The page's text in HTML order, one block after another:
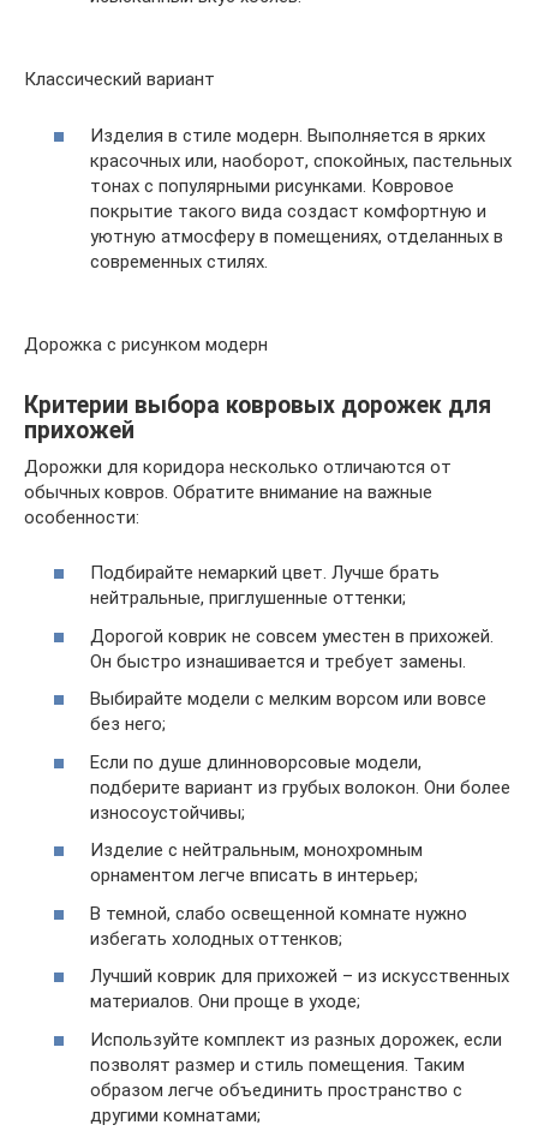
Классический вариант
Изделия в стиле модерн. Выполняется в ярких
красочных или, наоборот, спокойных, пастельных
тонах с популярными рисунками. Ковровое
покрытие такого вида создаст комфортную и
уютную атмосферу в помещениях, отделанных в
современных стилях.
Дорожка с рисунком модерн
Критерии выбора ковровых дорожек для
прихожей
Дорожки для коридора несколько отличаются от
обычных ковров. Обратите внимание на важные
особенности:
Подбирайте немаркий цвет. Лучше брать
нейтральные, приглушенные оттенки;
Дорогой коврик не совсем уместен в прихожей.
Он быстро изнашивается и требует замены.
Выбирайте модели с мелким ворсом или вовсе
без него;
Если по душе длинноворсовые модели,
подберите вариант из грубых волокон. Они более
износоустойчивы;
Изделие с нейтральным, монохромным
орнаментом легче вписать в интерьер;
В темной, слабо освещенной комнате нужно
избегать холодных оттенков;
Лучший коврик для прихожей – из искусственных
материалов. Они проще в уходе;
Используйте комплект из разных дорожек, если
позволят размер и стиль помещения. Таким
образом легче объединить пространство с
другими комнатами;